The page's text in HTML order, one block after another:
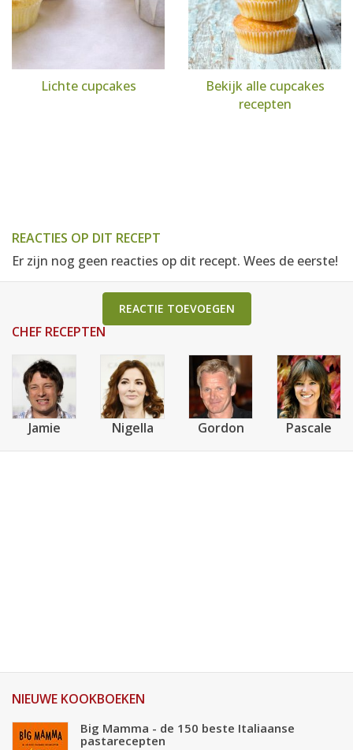
Lichte cupcakes
Bekijk alle cupcakes
recepten
REACTIES OP DIT RECEPT
Er zijn nog geen reacties op dit recept. Wees de eerste!
REACTIE TOEVOEGEN
CHEF RECEPTEN
Jamie Nigella Gordon Pascale
NIEUWE KOOKBOEKEN
Big Mamma - de 150 beste Italiaanse
pastarecepten